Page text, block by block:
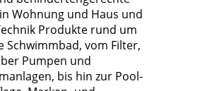
Wohnung und Haus und
Produkte rund um
Schwimmbad, vom Filter,
Pumpen und
bis hin zur Pool-